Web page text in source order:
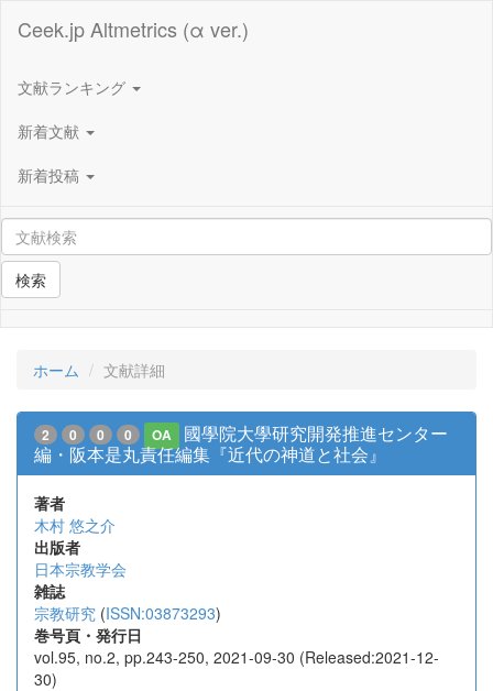
Ceek.jp Altmetrics (α ver.)
文献ランキング
新着文献
新着投稿
検索
ホーム 文献詳細
2 0 0 0 OA
國學院大學研究開発推進センター
編・阪本是丸責任編集『近代の神道と社会』
著者
木村 悠之介
出版者
日本宗教学会
雑誌
宗教研究 (ISSN:03873293)
巻号頁・発行日
vol.95, no.2, pp.243-250, 2021-09-30 (Released:2021-12-
30)